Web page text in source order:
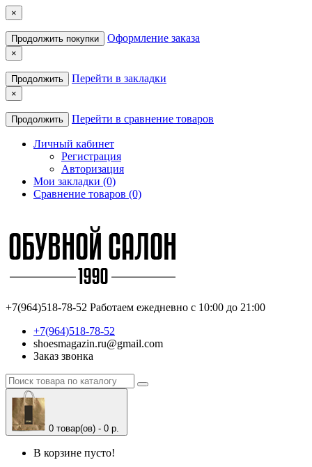
×
Продолжить покупки Оформление заказа
×
Продолжить Перейти в закладки
×
Продолжить Перейти в сравнение товаров
Личный кабинет
Регистрация
Авторизация
Мои закладки (0)
Сравнение товаров (0)
+7(964)518-78-52 Работаем ежедневно с 10:00 до 21:00
+7(964)518-78-52
shoesmagazin.ru@gmail.com
Заказ звонка
0 товар(ов) - 0 р.
В корзине пусто!